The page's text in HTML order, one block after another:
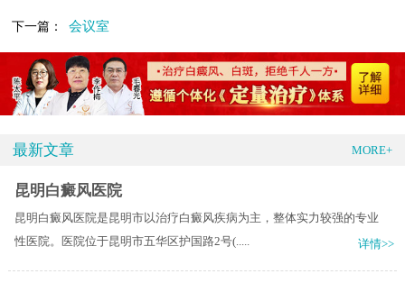
下一篇： 会议室
最新文章 MORE+
昆明白癜风医院
昆明白癜风医院是昆明市以治疗白癜风疾病为主，整体实力较强的专业
性医院。医院位于昆明市五华区护国路2号(.....
详情>>